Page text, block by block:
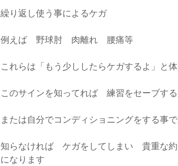
繰り返し使う事によるケガ
例えば　野球肘　肉離れ　腰痛等
これらは「もう少ししたらケガするよ」と
このサインを知ってれば　練習をセーブす
または自分でコンディショニングをする事
知らなければ　ケガをしてしまい　貴重な
になります